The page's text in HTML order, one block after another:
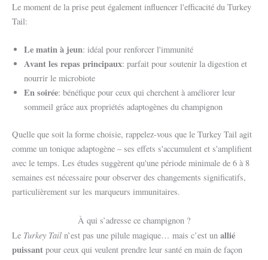
Le moment de la prise peut également influencer l'efficacité du Turkey
Tail:
Le matin à jeun: idéal pour renforcer l'immunité
Avant les repas principaux: parfait pour soutenir la digestion et
nourrir le microbiote
En soirée: bénéfique pour ceux qui cherchent à améliorer leur
sommeil grâce aux propriétés adaptogènes du champignon
Quelle que soit la forme choisie, rappelez-vous que le Turkey Tail agit
comme un tonique adaptogène – ses effets s'accumulent et s'amplifient
avec le temps. Les études suggèrent qu'une période minimale de 6 à 8
semaines est nécessaire pour observer des changements significatifs,
particulièrement sur les marqueurs immunitaires.
À qui s’adresse ce champignon ?
Le Turkey Tail n’est pas une pilule magique… mais c’est un allié
puissant pour ceux qui veulent prendre leur santé en main de façon